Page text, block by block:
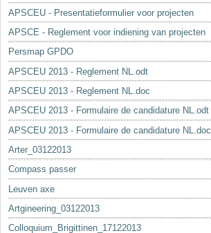
APSCEU - Presentatieformulier voor projecten
APSCE - Reglement voor indiening van projecten
Persmap GPDO
APSCEU 2013 - Reglement NL.odt
APSCEU 2013 - Reglement NL.doc
APSCEU 2013 - Formulaire de candidature NL.odt
APSCEU 2013 - Formulaire de candidature NL.doc
Arter_03122013
Compass passer
Leuven axe
Artgineering_03122013
Colloquium_Brigittinen_17122013